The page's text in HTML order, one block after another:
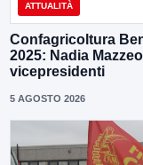
ATTUALITÀ
Confagricoltura
2025: Nadia
vicepresidenti
5 AGOSTO 2026